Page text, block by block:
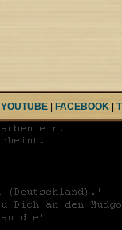
YOUTUBE FACEBOOK